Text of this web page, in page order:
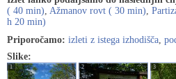
( 40 min), Ažmanov rovt ( 30 min),
h 20 min)
Priporočamo: izleti z istega izhodišča,
Slike:
1 2 3